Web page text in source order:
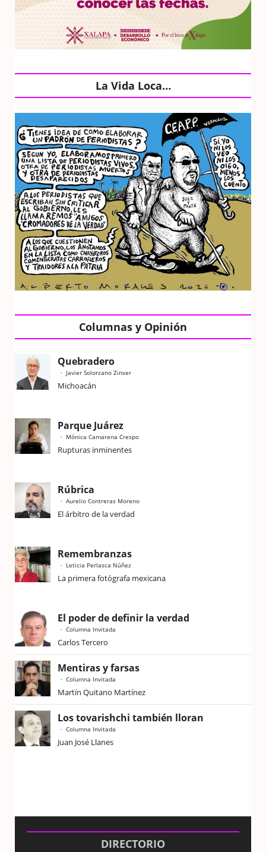
La Vida Loca…
Columnas y Opinión
Quebradero
Javier Solorzano Zinser
Michoacán
Parque Juárez
Mónica Camarena Crespo
Rupturas inminentes
Rúbrica
Aurelio Contreras Moreno
El árbitro de la verdad
Remembranzas
Leticia Perlasca Núñez
La primera fotógrafa mexicana
El poder de definir la verdad
Columna Invitada
Carlos Tercero
Mentiras y farsas
Columna Invitada
Martín Quitano Martínez
Los tovarishchi también lloran
Columna Invitada
Juan José Llanes
DIRECTORIO